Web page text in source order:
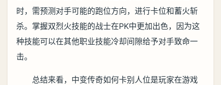
时，需预测对手可能的跑位方向，进行卡位和蓄火斩
杀。掌握双烈火技能的战士在PK中更加出色，因为这
种技能可以在其他职业技能冷却间隙给予对手致命一
击。
总结来看，中变传奇如何卡别人位是玩家在游戏